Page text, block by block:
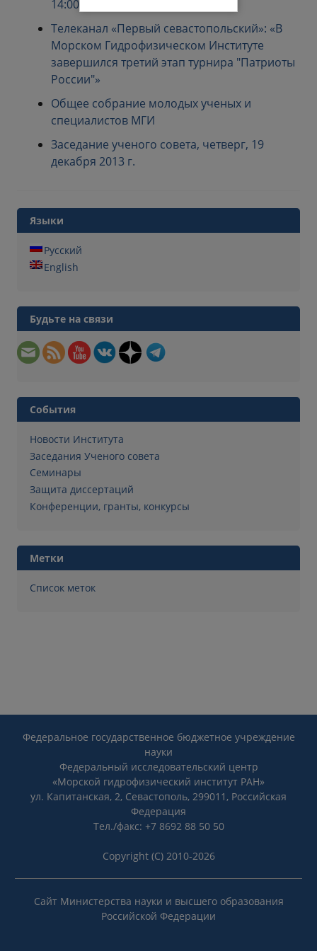
14:00
Телеканал «Первый севастопольский»: «В
Морском Гидрофизическом Институте
завершился третий этап турнира "Патриоты
России"»
Общее собрание молодых ученых и
специалистов МГИ
Заседание ученого совета, четверг, 19
декабря 2013 г.
Языки
Русский
English
Будьте на связи
События
Новости Института
Заседания Ученого совета
Семинары
Защита диссертаций
Конференции, гранты, конкурсы
Метки
Список меток
Федеральное государственное бюджетное учреждение
науки
Федеральный исследовательский центр
«Морской гидрофизический институт РАН»
ул. Капитанская, 2, Севастополь, 299011, Российская
Федерация
Тел./факс: +7 8692 88 50 50
Copyright (C) 2010-2026
Сайт Министерства науки и высшего образования
Российской Федерации